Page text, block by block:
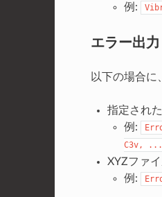
例:
エラー出力
以下の場合に
指定され
例:
C3v,
...
XYZファ
例: